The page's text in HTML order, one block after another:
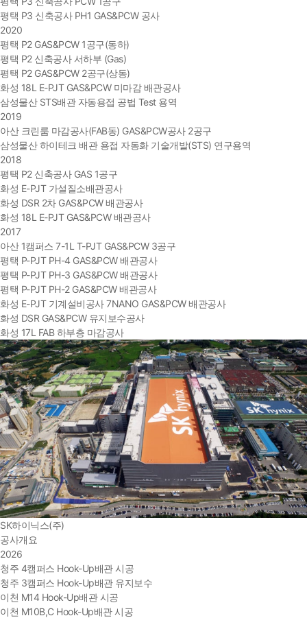
평택 P3 신축공사 PH1 GAS&PCW 공사
2020
평택 P2 GAS&PCW 1공구(동하)
평택 P2 신축공사 서하부 (Gas)
평택 P2 GAS&PCW 2공구(상동)
화성 18L E-PJT GAS&PCW 미마감 배관공사
삼성물산 STS배관 자동용접 공법 Test 용역
2019
아산 크린룸 마감공사(FAB동) GAS&PCW공사 2공구
삼성물산 하이테크 배관 용접 자동화 기술개발(STS) 연구용역
2018
평택 P2 신축공사 GAS 1공구
화성 E-PJT 가설질소배관공사
화성 DSR 2차 GAS&PCW 배관공사
화성 18L E-PJT GAS&PCW 배관공사
2017
아산 1캠퍼스 7-1L T-PJT GAS&PCW 3공구
평택 P-PJT PH-4 GAS&PCW 배관공사
평택 P-PJT PH-3 GAS&PCW 배관공사
평택 P-PJT PH-2 GAS&PCW 배관공사
화성 E-PJT 기계설비공사 7NANO GAS&PCW 배관공사
화성 DSR GAS&PCW 유지보수공사
화성 17L FAB 하부층 마감공사
SK하이닉스(주)
공사개요
2026
청주 4캠퍼스 Hook-Up배관 시공
청주 3캠퍼스 Hook-Up배관 유지보수
이천 M14 Hook-Up배관 시공
이천 M10B,C Hook-Up배관 시공